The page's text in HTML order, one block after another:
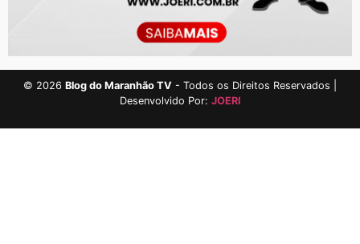
© 2026 Blog do Maranhão TV - Todos os Direitos Reservados |
Desenvolvido Por: JOERI